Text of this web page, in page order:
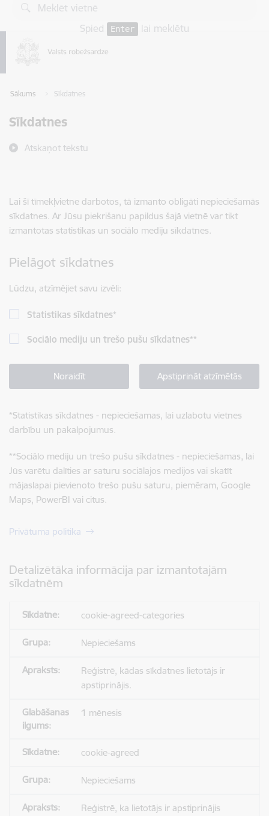
Pāriet uz lapas saturu
Spied
Enter lai meklētu
Sākums Sīkdatnes
Sīkdatnes
Atskaņot tekstu
Lai šī tīmekļvietne darbotos, tā izmanto obligāti nepieciešamās
sīkdatnes. Ar Jūsu piekrišanu papildus šajā vietnē var tikt
izmantotas statistikas un sociālo mediju sīkdatnes.
Pielāgot sīkdatnes
Lūdzu, atzīmējiet savu izvēli:
Statistikas sīkdatnes*
Sociālo mediju un trešo pušu sīkdatnes**
Noraidīt Apstiprināt atzīmētās
*Statistikas sīkdatnes - nepieciešamas, lai uzlabotu vietnes
darbību un pakalpojumus.
**Sociālo mediju un trešo pušu sīkdatnes - nepieciešamas, lai
Jūs varētu dalīties ar saturu sociālajos medijos vai skatīt
mājaslapai pievienoto trešo pušu saturu, piemēram, Google
Maps, PowerBI vai citus.
Privātuma politika
Detalizētāka informācija par izmantotajām
sīkdatnēm
cookie-agreed-categories
Nepieciešams
Reģistrē, kādas sīkdatnes lietotājs ir
apstiprinājis.
1 mēnesis
cookie-agreed
Nepieciešams
Reģistrē, ka lietotājs ir apstiprinājis